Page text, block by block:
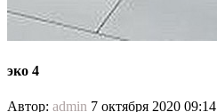
эко 4
Автор: admin 7 октября 2020 09:14